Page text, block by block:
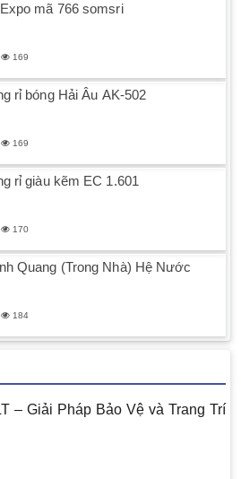
mã 766 somsri
169
rỉ bóng Hải Âu AK-502
169
Sơn chống rỉ giàu kẽm EC 1.601
170
Quang (Trong Nhà) Hệ Nước
184
– Giải Pháp Bảo Vệ và Trang Trí